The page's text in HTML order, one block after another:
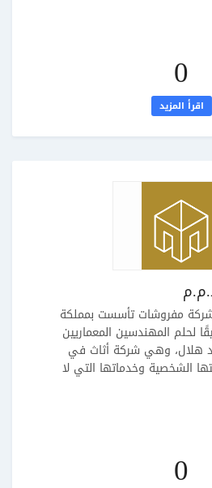
0
اقرأ المزيد
مفروشات تأسست بمملكة
2022، تحقيقًا لحلم المهندسين المعماريين
هلال، وهي شركة أثاث في
الشخصية وخدماتها التي لا
0